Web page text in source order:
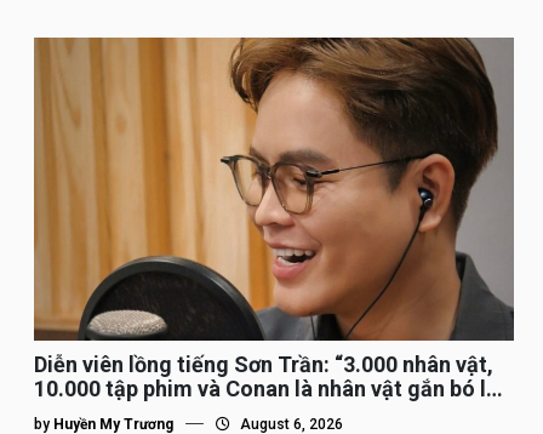
Diễn viên lồng tiếng Sơn Trần: “3.000 nhân vật,
10.000 tập phim và Conan là nhân vật gắn bó lâu
nhất”
by Huyền My Trương August 6, 2026